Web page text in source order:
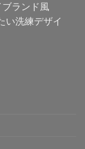
ブランド風
い洗練デザイ